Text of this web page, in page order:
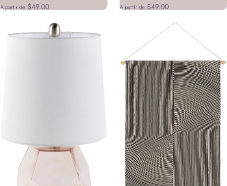
A partir de $49.00 A partir de $49.00